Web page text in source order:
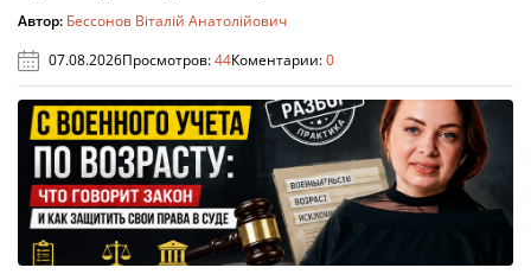
Автор: Бессонов Віталій Анатолійович
07.08.2026Просмотров:44Коментарии:0